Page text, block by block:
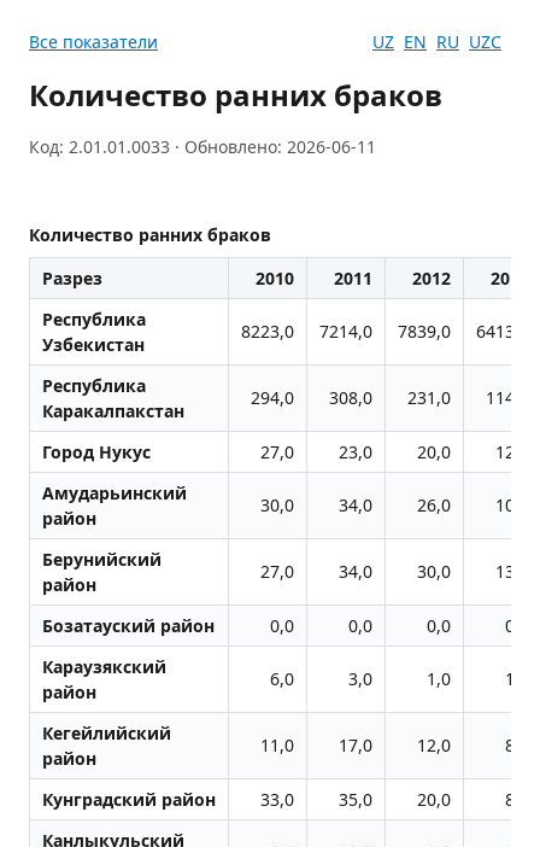
Все показатели UZ EN RU UZC
Количество ранних браков
Код: 2.01.01.0033 · Обновлено: 2026-06-11
Количество ранних браков
Разрез
2010 2011 2012
2013
Республика
Узбекистан
8223,0 7214,0 7839,0 6413,0
Республика
Каракалпакстан
294,0 308,0 231,0 114,0
Город Нукус 27,0 23,0 20,0
12,0
Амударьинский
район
30,0 34,0 26,0 10,0
Берунийский
район
27,0 34,0 30,0 13,0
Бозатауский район 0,0 0,0 0,0
0,0
Караузякский
район
6,0 3,0 1,0 1,0
Кегейлийский
район
11,0 17,0 12,0 8,0
Кунградский район 33,0 35,0 20,0
8,0
Канлыкульский